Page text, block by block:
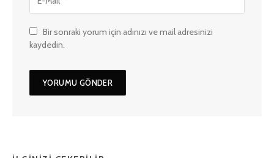
Bir sonraki yorum için adınızı ve mail adresinizi
kaydedin.